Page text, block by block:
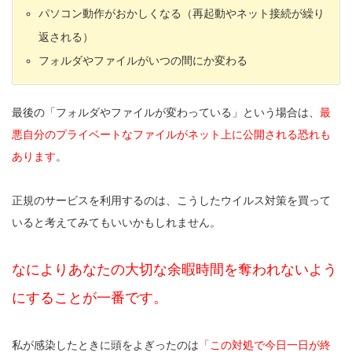
パソコン動作がおかしくなる（再起動やネット接続が繰り
返される）
フォルダやファイルがいつの間にか変わる
最後の「フォルダやファイルが変わっている」という場合は、 最
悪自分のプライベートなファイルがネット上に公開される恐れも
あります。
正規のサービスを利用するのは、こうしたウイルス対策を買って
いると考えてみてもいいかもしれません。
なによりあなたの大切な余暇時間を奪われないよう
にすることが一番です。
私が感染したときに頭をよぎったのは 「この対処で今日一日が終